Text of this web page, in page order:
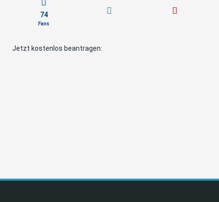
74
Fans
Jetzt kostenlos beantragen: